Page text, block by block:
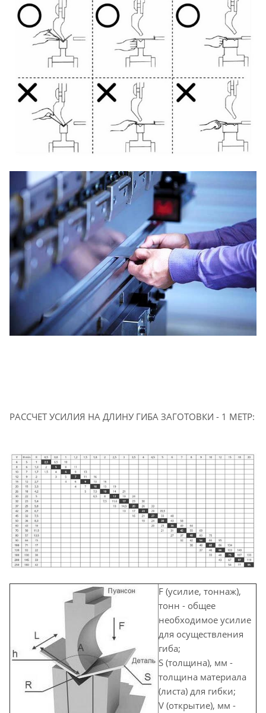
РАССЧЕТ УСИЛИЯ НА ДЛИНУ ГИБА ЗАГОТОВКИ - 1 МЕТР:
F (усилие, тоннаж),
тонн - общее
необходимое усилие
для осуществления
гиба;
S (толщина), мм -
толщина материала
(листа) для гибки;
V (открытие), мм -